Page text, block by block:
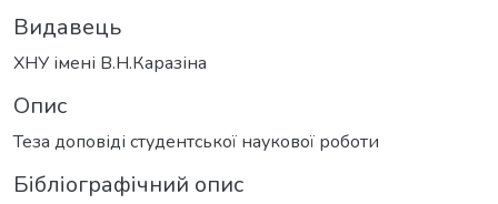
Видавець
ХНУ імені В.Н.Каразіна
Опис
Теза доповіді студентської наукової роботи
Бібліографічний опис